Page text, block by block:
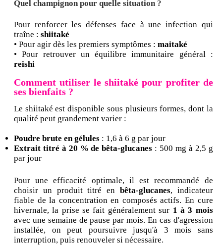
Quel champignon pour quelle situation ?
Pour renforcer les défenses face à une infection qui
traîne : shiitaké
• Pour agir dès les premiers symptômes : maitaké
• Pour retrouver un équilibre immunitaire général :
reishi
Comment utiliser le shiitaké pour profiter de
ses bienfaits ?
Le shiitaké est disponible sous plusieurs formes, dont la
qualité peut grandement varier :
Poudre brute en gélules : 1,6 à 6 g par jour
Extrait titré à 20 % de bêta-glucanes : 500 mg à 2,5 g
par jour
Pour une efficacité optimale, il est recommandé de
choisir un produit titré en bêta-glucanes, indicateur
fiable de la concentration en composés actifs. En cure
hivernale, la prise se fait généralement sur 1 à 3 mois
avec une semaine de pause par mois. En cas d'agression
installée, on peut poursuivre jusqu'à 3 mois sans
interruption, puis renouveler si nécessaire.